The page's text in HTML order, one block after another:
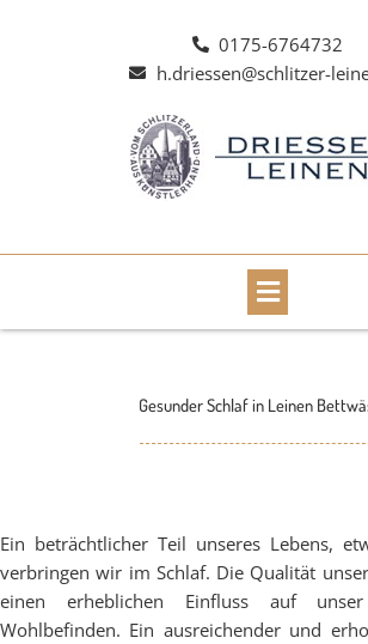
0175-6764732
h.driessen@schlitzer-
Main
Menu
Gesunder Schlaf in Leinen
Ein beträchtlicher Teil unseres Lebens,
verbringen wir im Schlaf. Die Qualität
einen erheblichen Einfluss auf unser
Wohlbefinden. Ein ausreichender und